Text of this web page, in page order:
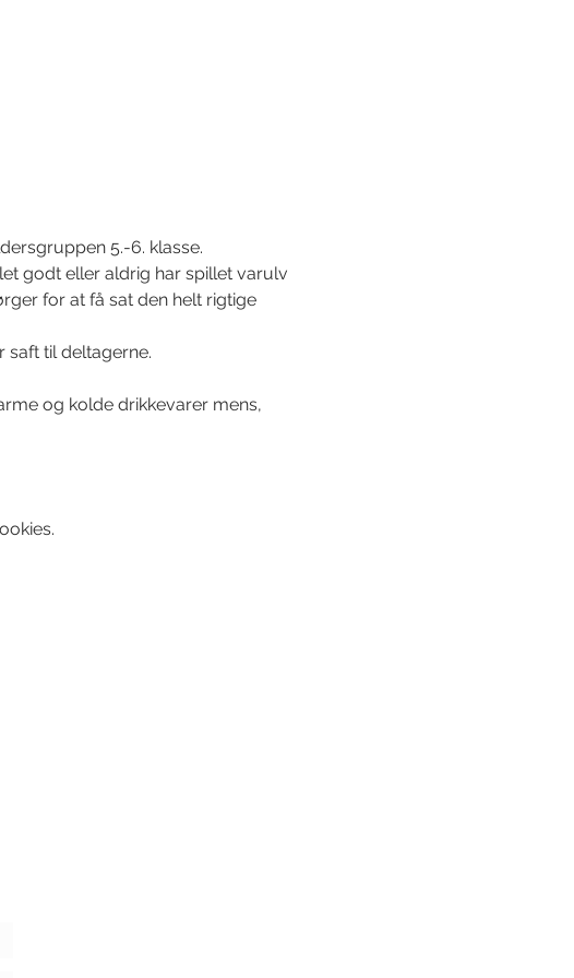
5.-6. klasse.
godt eller aldrig har spillet varulv
for at få sat den helt rigtige
til deltagerne.
og kolde drikkevarer mens,